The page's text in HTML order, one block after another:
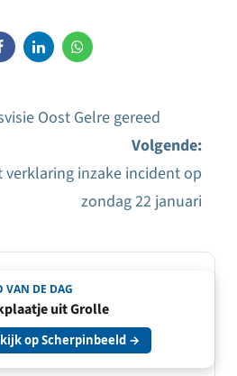
Oost Gelre gereed
Volgende:
verklaring inzake incident op
zondag 22 januari
VAN DE DAG
uit Grolle
op Scherpinbeeld →